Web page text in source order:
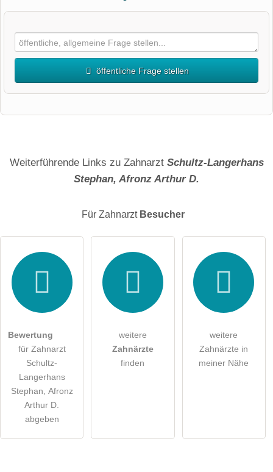
öffentliche Frage stellen
Hiermit akzeptiere ich die .
Die Datenschutzerklärunghabe ich zur Kenntnis genommen.
Klicken Sie hier um eine
Zahnarzt-Eintrag zu stellen
Weiterführende Links zu Zahnarzt Schultz-Langerhans
Stephan, Afronz Arthur D.
Für Zahnarzt Besucher
Bewertung
für Zahnarzt
Schultz-
Langerhans
Stephan, Afronz
Arthur D.
abgeben
weitere
Zahnärzte
finden
weitere
Zahnärzte in
meiner Nähe